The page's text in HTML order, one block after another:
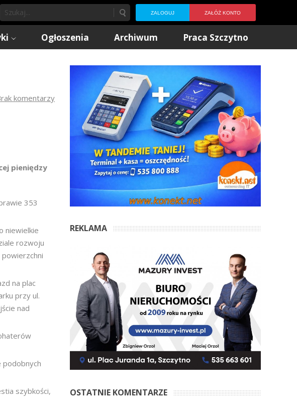
ZALOGUJ ZAŁÓŻ KONTO
Ogłoszenia Archiwum Praca Szczytno
komentarzy
pieniędzy
353
niewielkie
rozwoju
powierzchni
na plac
przy ul.
nad
podobnych
szybkości,
REKLAMA
OSTATNIE KOMENTARZE